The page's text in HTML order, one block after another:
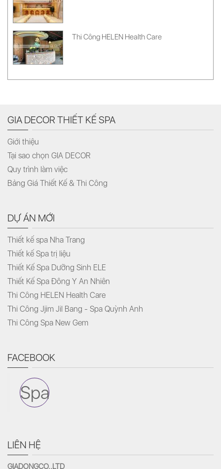
Thi Công HELEN Health Care
GIA DECOR THIẾT KẾ SPA
Giới thiệu
Tại sao chọn GIA DECOR
Quy trình làm việc
Bảng Giá Thiết Kế & Thi Công
DỰ ÁN MỚI
Thiết kế spa Nha Trang
Thiết kế Spa trị liệu
Thiết Kế Spa Dưỡng Sinh ELE
Thiết Kế Spa Đông Y An Nhiên
Thi Công HELEN Health Care
Thi Công Jjim Jil Bang - Spa Quỳnh Anh
Thi Công Spa New Gem
FACEBOOK
Spa
LIÊN HỆ
GIADONGCO.,LTD